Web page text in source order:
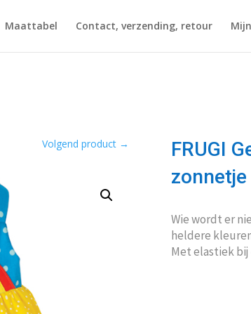
Maattabel Contact, verzending, retour
Volgend product →
FRUGI
zonnetje
Wie wordt er
heldere
Met elastiek